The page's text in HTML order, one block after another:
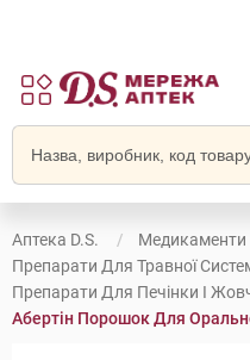
Аптека D.S.
Медикаменти
Препарати Для Травної
Препарати Для Печінки І
Абертін Порошок Для